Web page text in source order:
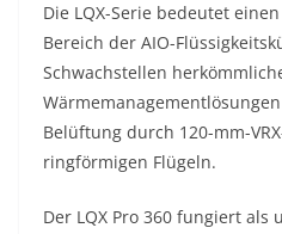
Die LQX-Serie bedeutet
Bereich der AIO-
Schwachstellen
Belüftung durch 120-mm-
ringförmigen Flügeln.
Der LQX Pro 360 fungiert